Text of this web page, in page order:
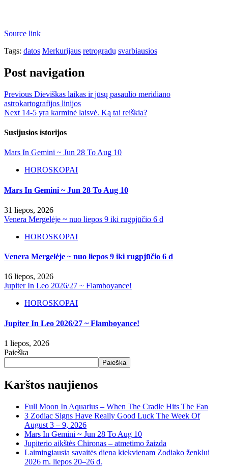
Source link
Tags: datos Merkurijaus retrogradų svarbiausios
Post navigation
Previous Dieviškas laikas ir jūsų pasaulio meridiano
astrokartografijos linijos
Next 14-5 yra karminė laisvė. Ką tai reiškia?
Susijusios istorijos
Mars In Gemini ~ Jun 28 To Aug 10
HOROSKOPAI
Mars In Gemini ~ Jun 28 To Aug 10
31 liepos, 2026
Venera Mergelėje ~ nuo liepos 9 iki rugpjūčio 6 d
HOROSKOPAI
Venera Mergelėje ~ nuo liepos 9 iki rugpjūčio 6 d
16 liepos, 2026
Jupiter In Leo 2026/27 ~ Flamboyance!
HOROSKOPAI
Jupiter In Leo 2026/27 ~ Flamboyance!
1 liepos, 2026
Paieška
Paieška
Karštos naujienos
Full Moon In Aquarius – When The Cradle Hits The Fan
3 Zodiac Signs Have Really Good Luck The Week Of
August 3 – 9, 2026
Mars In Gemini ~ Jun 28 To Aug 10
Jupiterio aikštės Chironas – atmetimo žaizda
Laimingiausia savaitės diena kiekvienam Zodiako ženklui
2026 m. liepos 20–26 d.